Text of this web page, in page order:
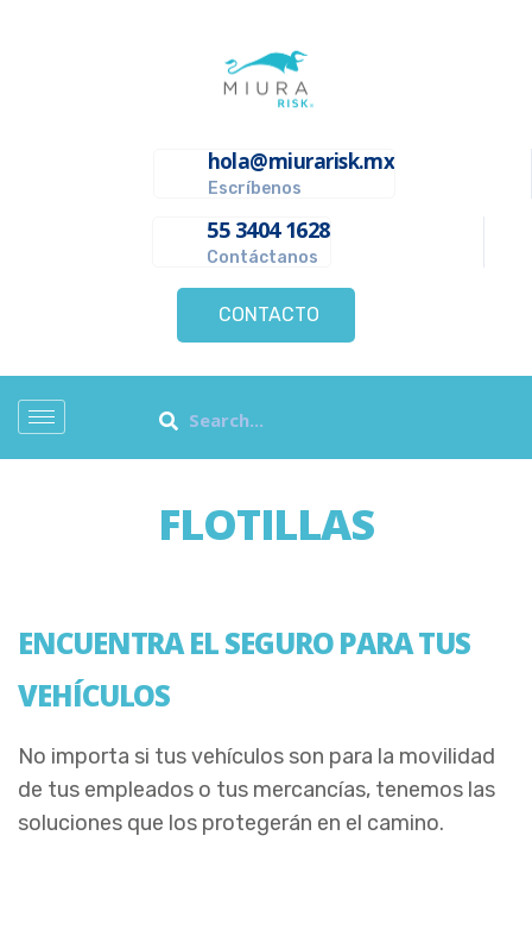
hola@miurarisk.mx
Escríbenos
55 3404 1628
Contáctanos
CONTACTO
FLOTILLAS
ENCUENTRA EL SEGURO PARA TUS
VEHÍCULOS
No importa si tus vehículos son para la movilidad
de tus empleados o tus mercancías, tenemos las
soluciones que los protegerán en el camino.